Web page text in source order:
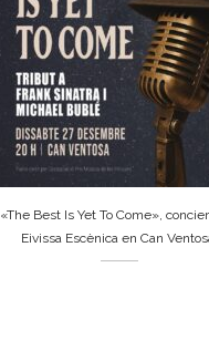
«The Best Is Yet To Come»,
Eivissa Escènica en Can